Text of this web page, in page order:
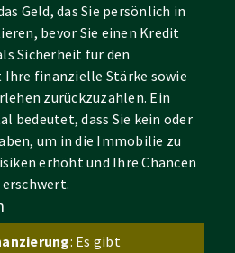
Geld, das Sie persönlich in
bevor Sie einen Kredit
Sicherheit für den
finanzielle Stärke sowie
zurückzuzahlen. Ein
bedeutet, dass Sie kein oder
um in die Immobilie zu
erhöht und Ihre Chancen
: Es gibt